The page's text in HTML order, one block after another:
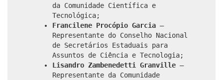
da Comunidade Científica e
Tecnológica;
Francilene Procópio Garcia –
Representante do Conselho Nacional
de Secretários Estaduais para
Assuntos de Ciência e Tecnologia;
Lisandro Zambenedetti Granville –
Representante da Comunidade